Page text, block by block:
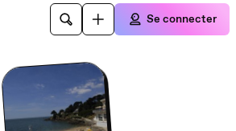
Se connecter